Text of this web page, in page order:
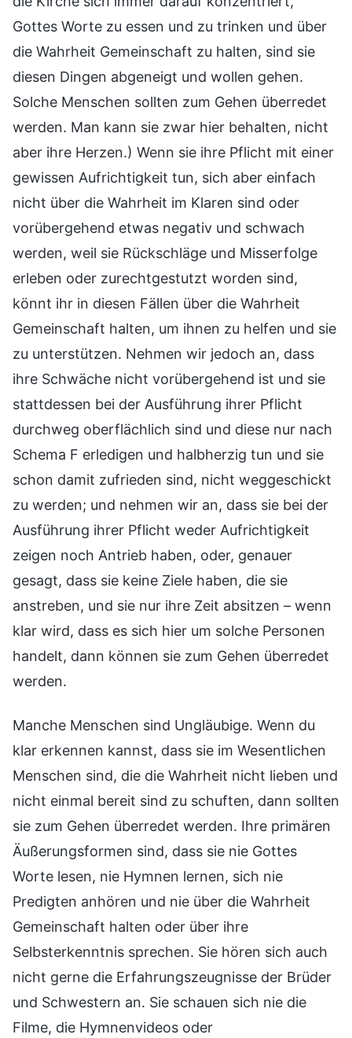
Gottes Worte zu essen und zu trinken und über
die Wahrheit Gemeinschaft zu halten, sind sie
diesen Dingen abgeneigt und wollen gehen.
Solche Menschen sollten zum Gehen überredet
werden. Man kann sie zwar hier behalten, nicht
aber ihre Herzen.) Wenn sie ihre Pflicht mit einer
gewissen Aufrichtigkeit tun, sich aber einfach
nicht über die Wahrheit im Klaren sind oder
vorübergehend etwas negativ und schwach
werden, weil sie Rückschläge und Misserfolge
erleben oder zurechtgestutzt worden sind,
könnt ihr in diesen Fällen über die Wahrheit
Gemeinschaft halten, um ihnen zu helfen und sie
zu unterstützen. Nehmen wir jedoch an, dass
ihre Schwäche nicht vorübergehend ist und sie
stattdessen bei der Ausführung ihrer Pflicht
durchweg oberflächlich sind und diese nur nach
Schema F erledigen und halbherzig tun und sie
schon damit zufrieden sind, nicht weggeschickt
zu werden; und nehmen wir an, dass sie bei der
Ausführung ihrer Pflicht weder Aufrichtigkeit
zeigen noch Antrieb haben, oder, genauer
gesagt, dass sie keine Ziele haben, die sie
anstreben, und sie nur ihre Zeit absitzen – wenn
klar wird, dass es sich hier um solche Personen
handelt, dann können sie zum Gehen überredet
werden.
Manche Menschen sind Ungläubige. Wenn du
klar erkennen kannst, dass sie im Wesentlichen
Menschen sind, die die Wahrheit nicht lieben und
nicht einmal bereit sind zu schuften, dann sollten
sie zum Gehen überredet werden. Ihre primären
Äußerungsformen sind, dass sie nie Gottes
Worte lesen, nie Hymnen lernen, sich nie
Predigten anhören und nie über die Wahrheit
Gemeinschaft halten oder über ihre
Selbsterkenntnis sprechen. Sie hören sich auch
nicht gerne die Erfahrungszeugnisse der Brüder
und Schwestern an. Sie schauen sich nie die
Filme, die Hymnenvideos oder